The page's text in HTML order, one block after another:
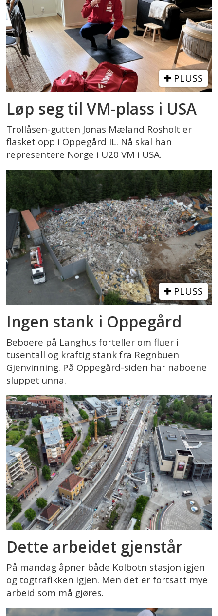
PLUSS
Løp seg til VM-plass i USA
Trollåsen-gutten Jonas Mæland Rosholt er
flasket opp i Oppegård IL. Nå skal han
representere Norge i U20 VM i USA.
PLUSS
Ingen stank i Oppegård
Beboere på Langhus forteller om fluer i
tusentall og kraftig stank fra Regnbuen
Gjenvinning. På Oppegård-siden har naboene
sluppet unna.
Dette arbeidet gjenstår
På mandag åpner både Kolbotn stasjon igjen
og togtrafikken igjen. Men det er fortsatt mye
arbeid som må gjøres.